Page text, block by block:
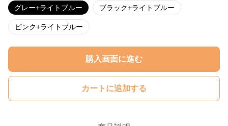
グレー+ライトブルー ブラック+ライトブルー
ピンク+ライトブルー
購入画面に進む
カートに追加する